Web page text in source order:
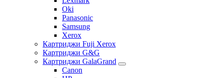
Oki
Panasonic
Samsung
Xerox
Картриджи Fuji Xerox
Картриджи G&G
Картриджи GalaGrand
Canon